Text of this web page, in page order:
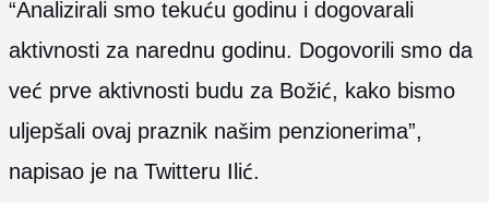
“Analizirali smo tekuću godinu i dogovarali
aktivnosti za narednu godinu. Dogovorili smo da
već prve aktivnosti budu za Božić, kako bismo
uljepšali ovaj praznik našim penzionerima”,
napisao je na Twitteru Ilić.